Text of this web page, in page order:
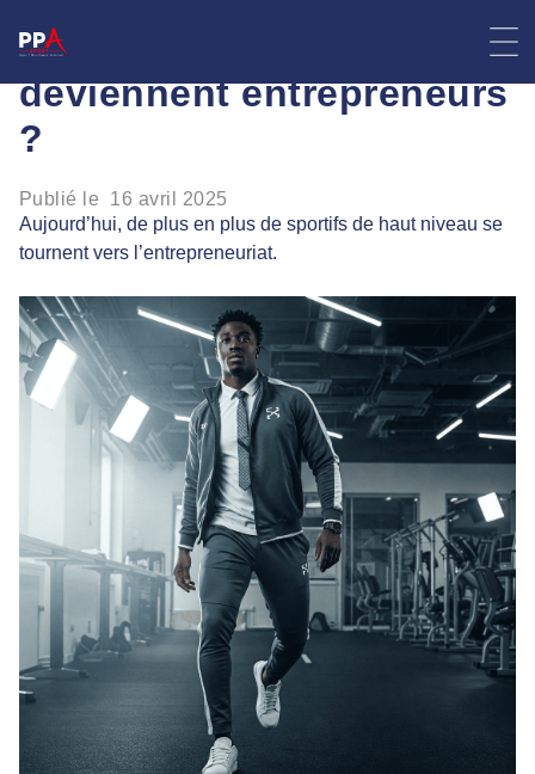
pourquoi les sportifs
deviennent entrepreneurs
?
Publié le 16 avril 2025
Aujourd’hui, de plus en plus de sportifs de haut niveau se
tournent vers l’entrepreneuriat.